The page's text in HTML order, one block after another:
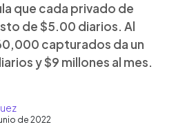
que cada privado de
de $5.00 diarios. Al
capturados da un
y $9 millones al mes.
de 2022